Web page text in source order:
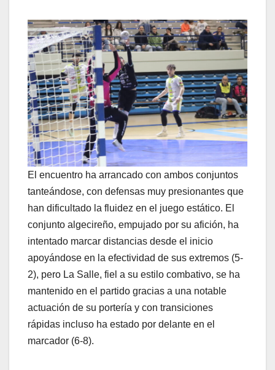
El encuentro ha arrancado con ambos conjuntos
tanteándose, con defensas muy presionantes que
han dificultado la fluidez en el juego estático. El
conjunto algecireño, empujado por su afición, ha
intentado marcar distancias desde el inicio
apoyándose en la efectividad de sus extremos (5-
2), pero La Salle, fiel a su estilo combativo, se ha
mantenido en el partido gracias a una notable
actuación de su portería y con transiciones
rápidas incluso ha estado por delante en el
marcador (6-8).